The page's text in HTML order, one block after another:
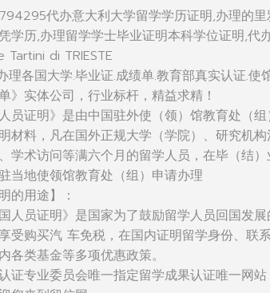
代办意大利大学留学学历证明,办理的
学历,办理留学学士毕业证明本科学位证明,
Tartini di TRIESTE
理各国大学.毕业证.成绩单.教育部真实认证.
》实体公司，行业标杆，精益求精！
员证明》是由中国驻外使（领）馆教育处（
材料，凡在国外正规大学（学院）、研究机构
学术访问等满六个月的留学人员，在毕（结
当地使领馆教育处（组）申请办理
的用途】：
国人员证明》是国家为了鼓励留学人员回国发
受购买汽 车免税，在国内证明留学身份、联
各类基金等多项优惠政策。
证专业委员会唯一指定留学成果认证唯一网